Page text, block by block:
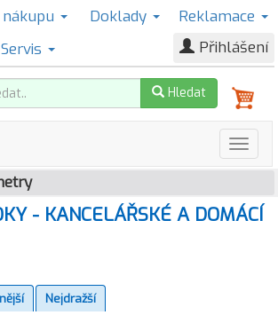
nákupu Doklady
Reklamace
Servis
Přihlášení
Hledat
- KANCELÁŘSKÉ A DOMÁCÍ
Nejdražší